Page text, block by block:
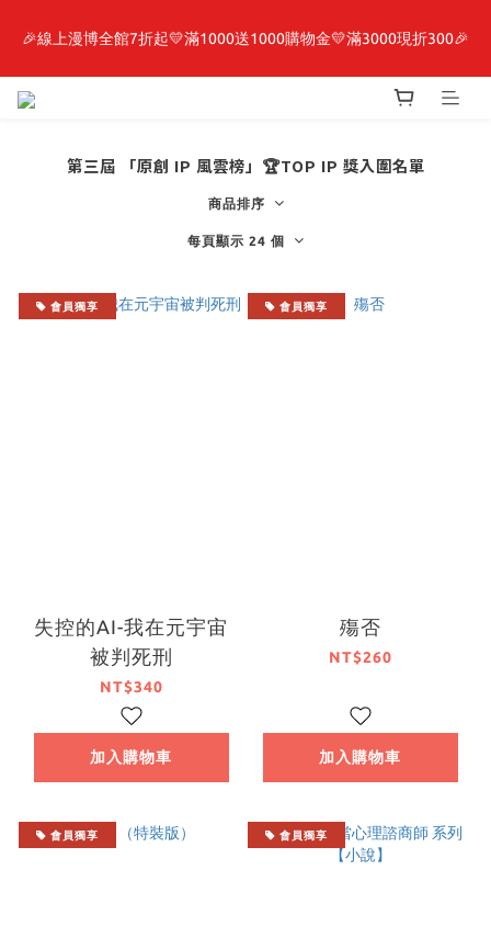
最新開賣🔥「全知讀者視角」 周邊商品
🎉線上漫博全館7折起💛滿1000送1000購物金💛滿3000現折300🎉
【抽籤堂】 影之強者、你又被殺了呢，偵探大人、約會大作戰、
第三屆 「原創 IP 風雲榜」🏆TOP IP 獎入圍名單
商品排序
每頁顯示 24 個
會員獨享
失控的AI-我在元宇宙
被判死刑
NT$340
加入購物車
會員獨享
殤否
NT$260
加入購物車
會員獨享 會員獨享